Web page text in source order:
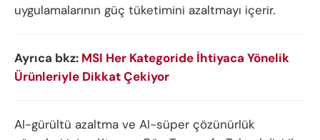
uygulamalarının güç tüketimini azaltmayı içerir.
Ayrıca bkz: MSI Her Kategoride İhtiyaca Yönelik
Ürünleriyle Dikkat Çekiyor
AI-gürültü azaltma ve AI-süper çözünürlük